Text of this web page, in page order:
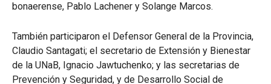
bonaerense, Pablo Lachener y Solange Marcos.
También participaron el Defensor General de la Provincia,
Claudio Santagati; el secretario de Extensión y Bienestar
de la UNaB, Ignacio Jawtuchenko; y las secretarias de
Prevención y Seguridad, y de Desarrollo Social de